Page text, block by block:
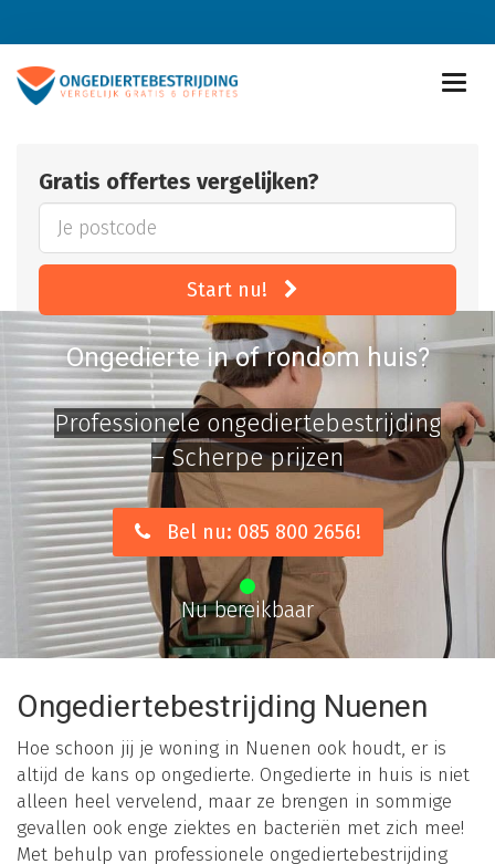
Gratis offertes vergelijken?
Start nu!
Ongedierte in of rondom huis?
Professionele ongediertebestrijding
– Scherpe prijzen
Bel nu: 085 800 2656!
Nu bereikbaar
Ongediertebestrijding Nuenen
Hoe schoon jij je woning in Nuenen ook houdt, er is
altijd de kans op ongedierte. Ongedierte in huis is niet
alleen heel vervelend, maar ze brengen in sommige
gevallen ook enge ziektes en bacteriën met zich mee!
Met behulp van professionele ongediertebestrijding